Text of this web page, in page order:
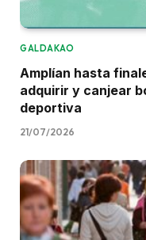
GALDAKAO
Amplían hasta
adquirir y canjear
deportiva
21/07/2026